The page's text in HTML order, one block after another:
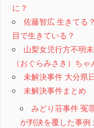
に？
佐藤智広 生きてる
目で生きている？
山梨女児行方不明
（おぐらみさき）ち
未解決事件 大分県
未解決事件まとめ
みどり荘事件 冤
が判決を覆した事例